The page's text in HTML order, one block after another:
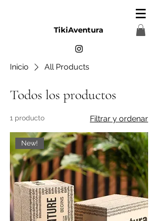
TikiAventura
Inicio All Products
Todos los productos
1 producto Filtrar y ordenar
New!